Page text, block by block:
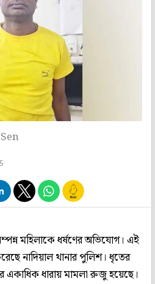
মহিলাকে ধর্ষণের অভিযোগ। এই
নাদিয়াল থানার পুলিশ। ধৃতের
একাধিক ধারায় মামলা রুজু হয়েছে।